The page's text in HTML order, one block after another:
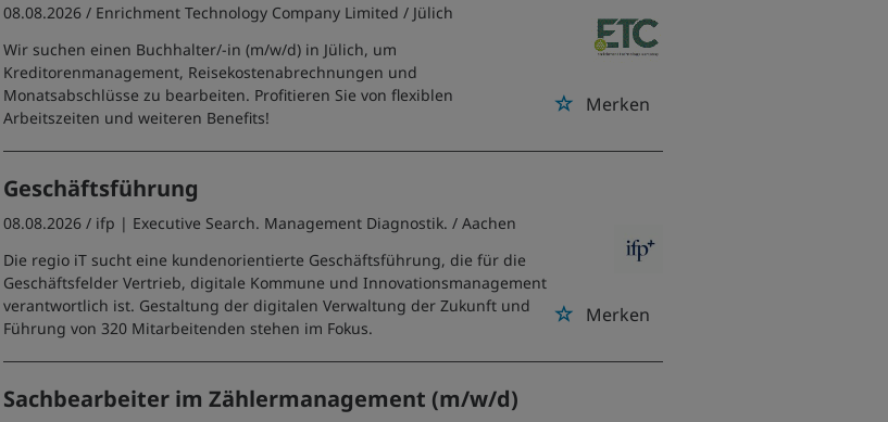
Merken
08.08.2026 / Enrichment Technology Company Limited / Jülich
Wir suchen einen Buchhalter/-in (m/w/d) in Jülich, um
Kreditorenmanagement, Reisekostenabrechnungen und
Monatsabschlüsse zu bearbeiten. Profitieren Sie von flexiblen
Arbeitszeiten und weiteren Benefits!
Geschäftsführung
Merken
08.08.2026 / ifp | Executive Search. Management Diagnostik. / Aachen
Die regio iT sucht eine kundenorientierte Geschäftsführung, die für die
Geschäftsfelder Vertrieb, digitale Kommune und Innovationsmanagement
verantwortlich ist. Gestaltung der digitalen Verwaltung der Zukunft und
Führung von 320 Mitarbeitenden stehen im Fokus.
Sachbearbeiter im Zählermanagement (m/w/d)